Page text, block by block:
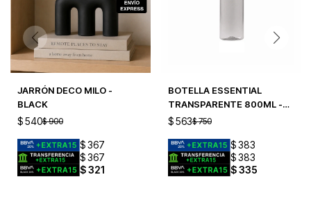
JARRÓN DECO MILO -
BLACK
$540$ 900
$367
$367
$321
BOTELLA ESSENTIAL
TRANSPARENTE 800ML -
BLACK
$ 563$ 750
$ 383
$ 383
$ 335